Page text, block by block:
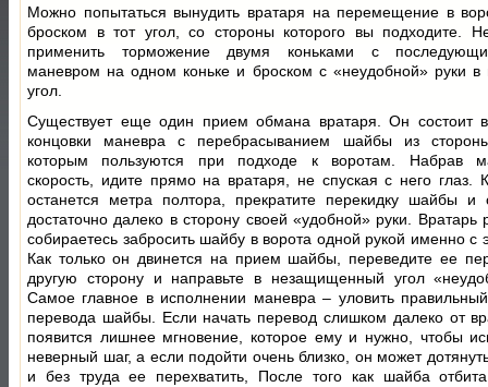
Можно попытаться вынудить вратаря на перемещение в
броском в тот угол, со стороны которого вы подходите.
применить торможение двумя коньками с
маневром на одном коньке и броском с «неудобной» руки в
угол.
Существует еще один прием обмана вратаря. Он состоит
концовки маневра с перебрасыванием шайбы из
которым пользуются при подходе к воротам. Набрав
скорость, идите прямо на вратаря, не спуская с него глаз.
останется метра полтора, прекратите перекидку шайбы и
достаточно далеко в сторону своей «удобной» руки. Вратарь
собираетесь забросить шайбу в ворота одной рукой именно с
Как только он двинется на прием шайбы, переведите ее
другую сторону и направьте в незащищенный угол
Самое главное в исполнении маневра – уловить
перевода шайбы. Если начать перевод слишком далеко от
появится лишнее мгновение, которое ему и нужно, чтобы
неверный шаг, а если подойти очень близко, он может
и без труда ее перехватить, После того как шайба